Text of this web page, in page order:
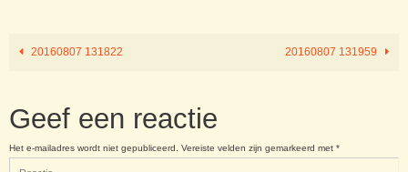
20160807 131822 20160807 131959
Geef een reactie
Het e-mailadres wordt niet gepubliceerd. Vereiste velden zijn gemarkeerd met *